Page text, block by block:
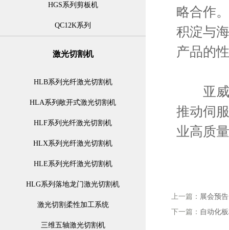
HGS系列剪板机
QC12K系列
激光切割机
HLB系列光纤激光切割机
HLA系列敞开式激光切割机
HLF系列光纤激光切割机
HLX系列光纤激光切割机
HLE系列光纤激光切割机
HLG系列落地龙门激光切割机
激光切割柔性加工系统
三维五轴激光切割机
略合作
积淀与
产品的
亚威
推动伺
业高质
上一篇： 展会预
下一篇： 自动化